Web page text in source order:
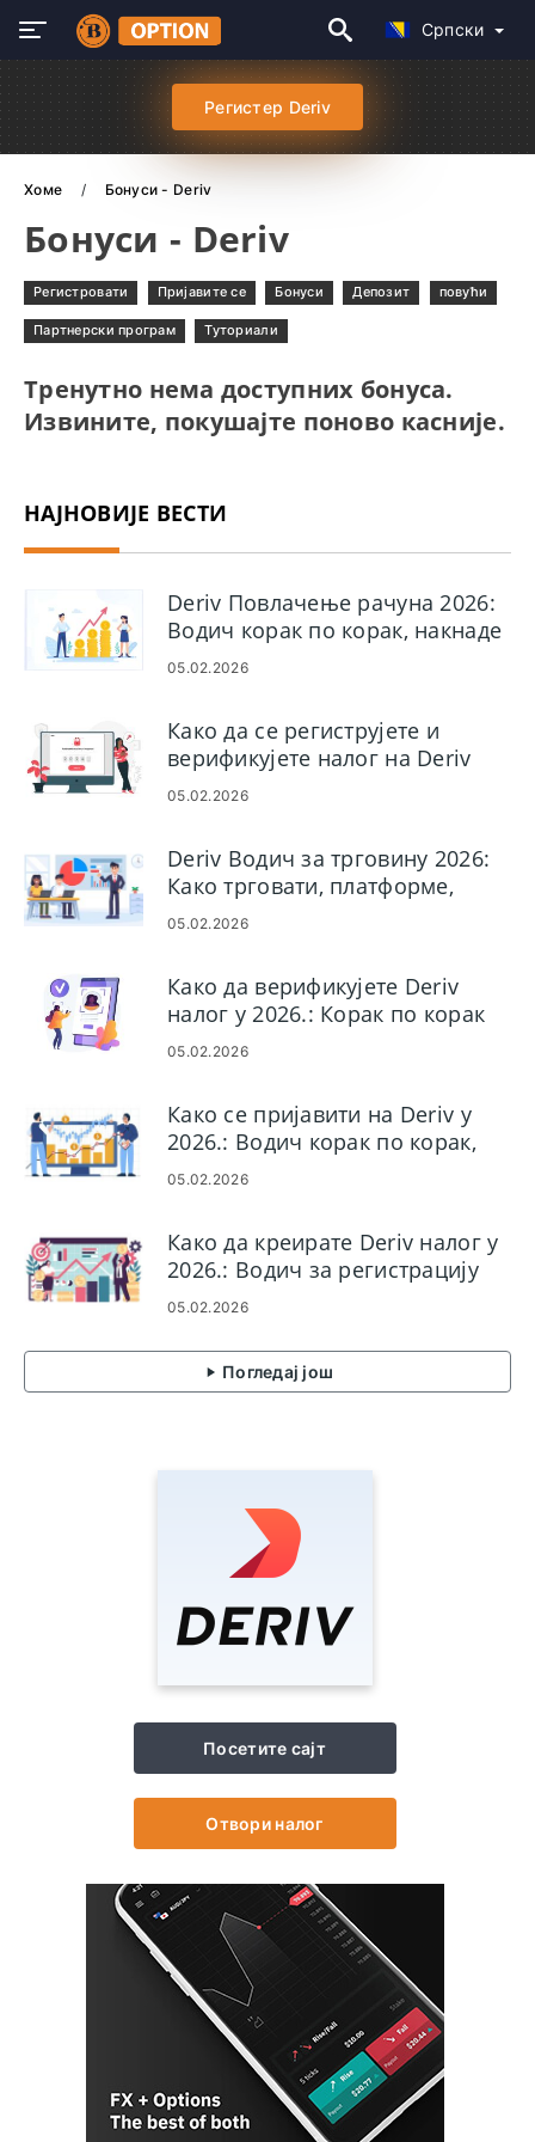
Српски
Регистер Deriv
Хоме Бонуси - Deriv
Бонуси - Deriv
Регистровати Пријавите се Бонуси Депозит повући
Партнерски програм Туториали
Тренутно нема доступних бонуса.
Извините, покушајте поново касније.
НАЈНОВИЈЕ ВЕСТИ
Deriv Повлачење рачуна 2026:
Водич корак по корак, накнаде
и време обраде
05.02.2026
Како да се региструјете и
верификујете налог на Deriv
05.02.2026
Deriv Водич за трговину 2026:
Како трговати, платформе,
стратегије и управљање
05.02.2026
Како да верификујете Deriv
налог у 2026.: Корак по корак
КИЦ водич, документи и време
05.02.2026
Како се пријавити на Deriv у
2026.: Водич корак по корак,
уобичајени проблеми са
05.02.2026
Како да креирате Deriv налог у
2026.: Водич за регистрацију
корак по корак за почетнике
05.02.2026
Погледај још
Посетите сајт
Отвори налог